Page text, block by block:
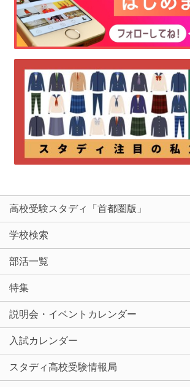
高校受験スタディ「首都圏版」
学校検索
部活一覧
特集
説明会・イベントカレンダー
入試カレンダー
スタディ高校受験情報局